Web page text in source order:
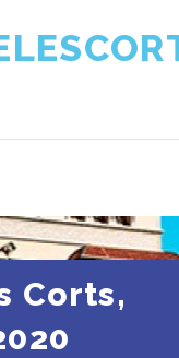
Corts,